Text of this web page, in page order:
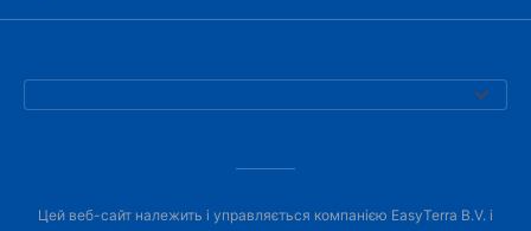
Цей веб-сайт належить і управляється компанією EasyTerra B.V. і